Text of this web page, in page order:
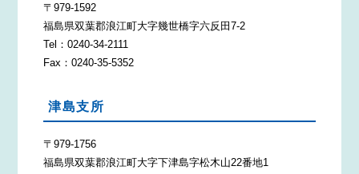
〒979-1592
福島県双葉郡浪江町大字幾世橋字六反田7-2
Tel：0240-34-2111
Fax：0240-35-5352
津島支所
〒979-1756
福島県双葉郡浪江町大字下津島字松木山22番地1